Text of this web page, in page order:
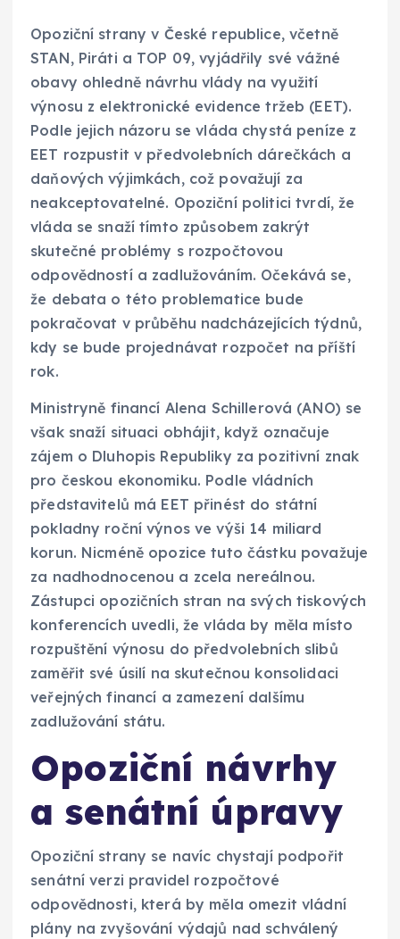
Opoziční strany v České republice, včetně
STAN, Piráti a TOP 09, vyjádřily své vážné
obavy ohledně návrhu vlády na využití
výnosu z elektronické evidence tržeb (EET).
Podle jejich názoru se vláda chystá peníze z
EET rozpustit v předvolebních dárečkách a
daňových výjimkách, což považují za
neakceptovatelné. Opoziční politici tvrdí, že
vláda se snaží tímto způsobem zakrýt
skutečné problémy s rozpočtovou
odpovědností a zadlužováním. Očekává se,
že debata o této problematice bude
pokračovat v průběhu nadcházejících týdnů,
kdy se bude projednávat rozpočet na příští
rok.
Ministryně financí Alena Schillerová (ANO) se
však snaží situaci obhájit, když označuje
zájem o Dluhopis Republiky za pozitivní znak
pro českou ekonomiku. Podle vládních
představitelů má EET přinést do státní
pokladny roční výnos ve výši 14 miliard
korun. Nicméně opozice tuto částku považuje
za nadhodnocenou a zcela nereálnou.
Zástupci opozičních stran na svých tiskových
konferencích uvedli, že vláda by měla místo
rozpuštění výnosu do předvolebních slibů
zaměřit své úsilí na skutečnou konsolidaci
veřejných financí a zamezení dalšímu
zadlužování státu.
Opoziční návrhy
a senátní úpravy
Opoziční strany se navíc chystají podpořit
senátní verzi pravidel rozpočtové
odpovědnosti, která by měla omezit vládní
plány na zvyšování výdajů nad schválený